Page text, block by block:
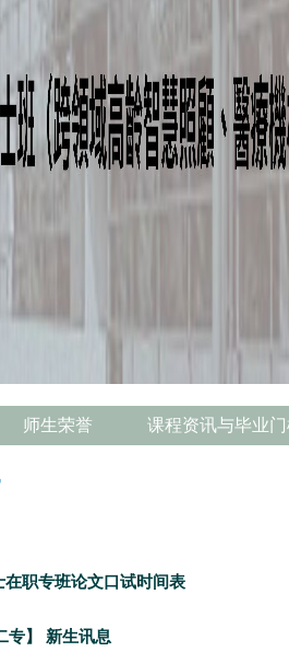
师生荣誉 课程资讯与毕业
职专班论文口试时间表
专】 新生讯息